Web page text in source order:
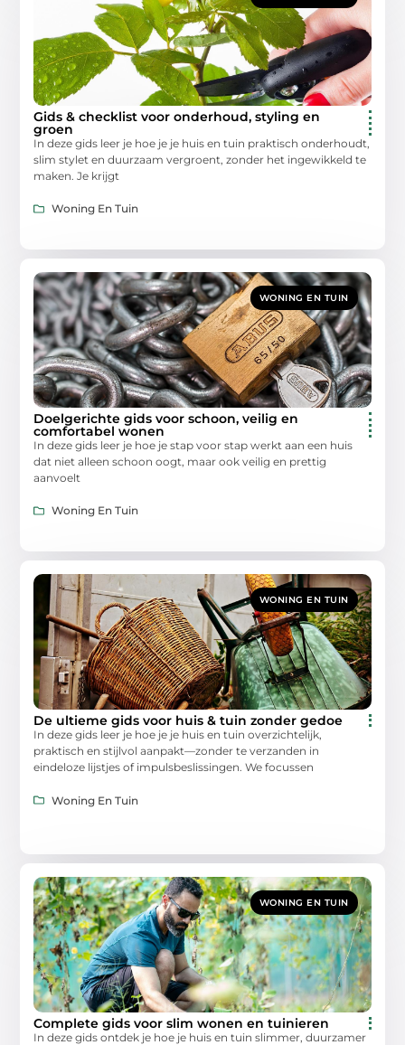
Gids & checklist voor onderhoud, styling en
groen
In deze gids leer je hoe je je huis en tuin praktisch onderhoudt,
slim stylet en duurzaam vergroent, zonder het ingewikkeld te
maken. Je krijgt
Woning En Tuin
WONING EN TUIN
Doelgerichte gids voor schoon, veilig en
comfortabel wonen
In deze gids leer je hoe je stap voor stap werkt aan een huis
dat niet alleen schoon oogt, maar ook veilig en prettig
aanvoelt
Woning En Tuin
WONING EN TUIN
De ultieme gids voor huis & tuin zonder gedoe
In deze gids leer je hoe je je huis en tuin overzichtelijk,
praktisch en stijlvol aanpakt—zonder te verzanden in
eindeloze lijstjes of impulsbeslissingen. We focussen
Woning En Tuin
WONING EN TUIN
Complete gids voor slim wonen en tuinieren
In deze gids ontdek je hoe je huis en tuin slimmer, duurzamer